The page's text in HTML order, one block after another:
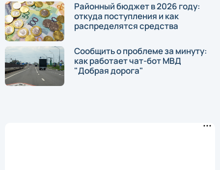
Районный бюджет в 2026 году:
откуда поступления и как
распределятся средства
Сообщить о проблеме за минуту:
как работает чат-бот МВД
"Добрая дорога"